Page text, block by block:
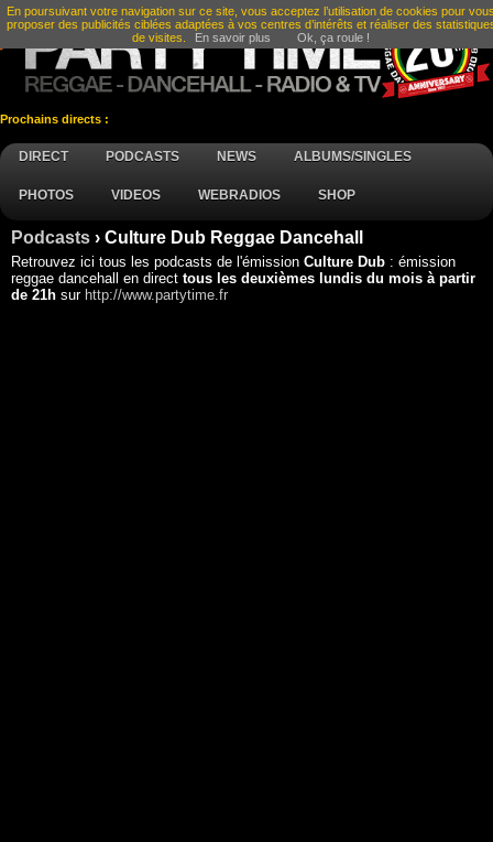
Prochains directs :
DIRECT PODCASTS NEWS ALBUMS/SINGLES
PHOTOS VIDEOS WEBRADIOS SHOP
Podcasts › Culture Dub Reggae Dancehall
Retrouvez ici tous les podcasts de l'émission Culture Dub : émission
reggae dancehall en direct tous les deuxièmes lundis du mois à partir
de 21h sur http://www.partytime.fr
En poursuivant votre navigation sur ce site, vous acceptez l’utilisation de cookies pour
proposer des publicités ciblées adaptées à vos centres d’intérêts et réaliser des
de visites.
En savoir plus Ok, ça roule !